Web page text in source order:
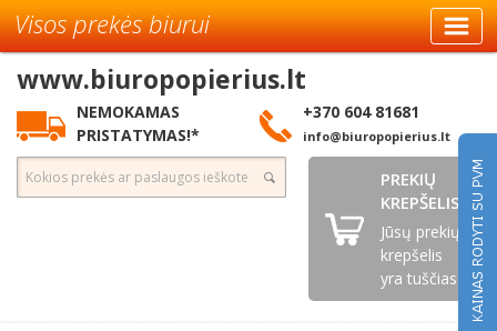
Visos prekės biurui
www.biuropopierius.lt
NEMOKAMAS
PRISTATYMAS!*
+370 604 81681
info@biuropopierius.lt
PREKIŲ
KREPŠELIS
Jūsų prekių
krepšelis
yra tuščias